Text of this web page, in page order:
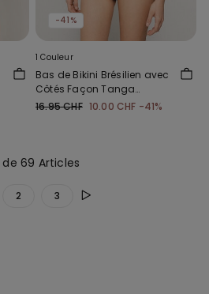
-41%
1 Couleur
Bas de Bikini Brésilien avec
Côtés Façon Tanga
Glimmer Diva
16.95 CHF 10.00 CHF -41%
69 Articles
2 3